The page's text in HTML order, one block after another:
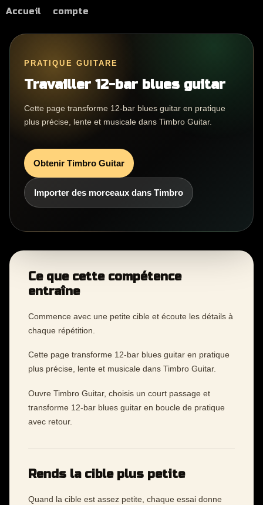
Accueil compte
PRATIQUE GUITARE
Travailler 12-bar blues guitar
Cette page transforme 12-bar blues guitar en pratique
plus précise, lente et musicale dans Timbro Guitar.
Obtenir Timbro Guitar
Importer des morceaux dans Timbro
Ce que cette compétence
entraîne
Commence avec une petite cible et écoute les détails à
chaque répétition.
Cette page transforme 12-bar blues guitar en pratique
plus précise, lente et musicale dans Timbro Guitar.
Ouvre Timbro Guitar, choisis un court passage et
transforme 12-bar blues guitar en boucle de pratique
avec retour.
Rends la cible plus petite
Quand la cible est assez petite, chaque essai donne